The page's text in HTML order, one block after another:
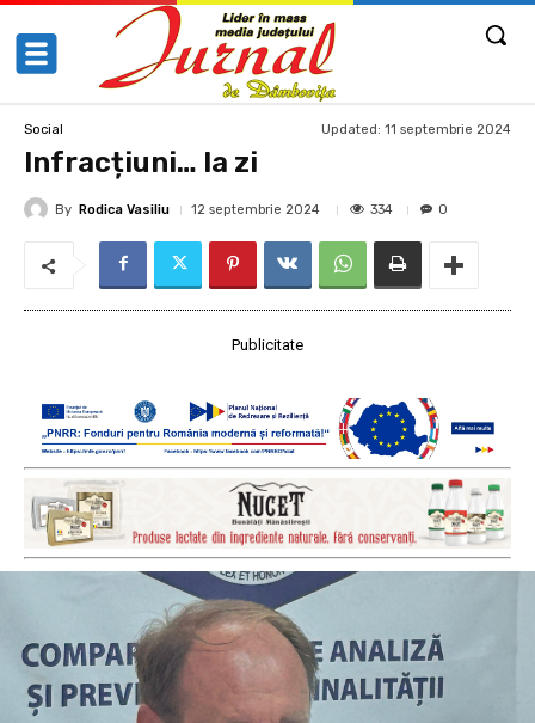
Social Updated: 11 septembrie 2024
Infracțiuni… la zi
By Rodica Vasiliu 12 septembrie 2024 334 0
Publicitate